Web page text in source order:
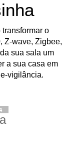
o
Z-wave, Zigbee,
sua sala um
a sua casa em
vigilância.